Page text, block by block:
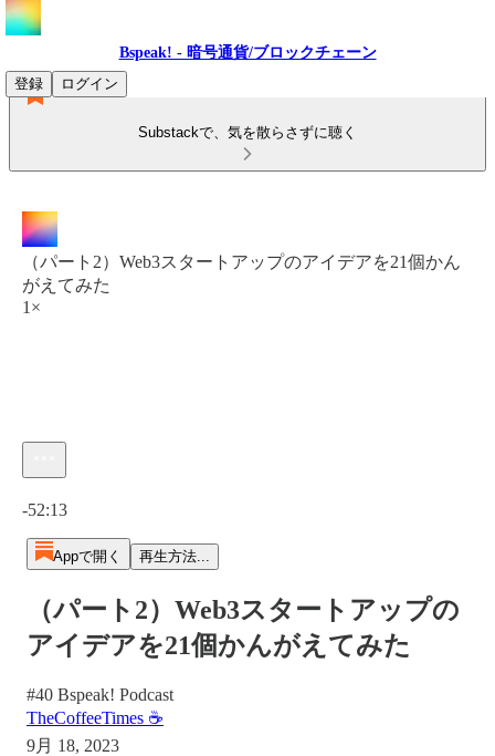
Bspeak! - 暗号通貨/ブロックチェーン
登録
ログイン
Substackで、気を散らさずに聴く
（パート2）Web3スタートアップのアイデアを21個かん
がえてみた
1×
-52:13
Appで開く 再生方法...
（パート2）Web3スタートアップの
アイデアを21個かんがえてみた
#40 Bspeak! Podcast
TheCoffeeTimes ☕
9月 18, 2023